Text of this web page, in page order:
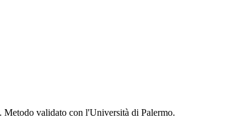
Metodo validato con l'Università di Palermo.